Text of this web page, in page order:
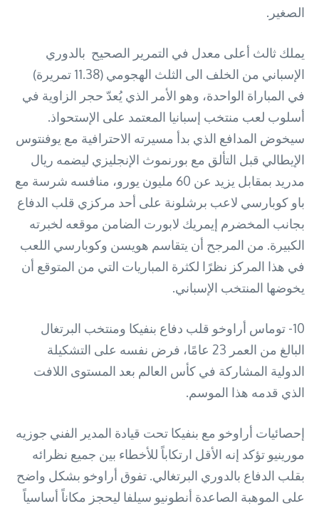
الصغير.
يملك ثالث أعلى معدل في التمرير الصحيح بالدوري
الإسباني من الخلف الى الثلث الهجومي (11.38 تمريرة)
في المباراة الواحدة، وهو الأمر الذي يُعدّ حجر الزاوية في
أسلوب لعب منتخب إسبانيا المعتمد على الإستحواذ.
سيخوض المدافع الذي بدأ مسيرته الاحترافية مع يوفنتوس
الإيطالي قبل التألق مع بورنموث الإنجليزي ليضمه ريال
مدريد بمقابل يزيد عن 60 مليون يورو، منافسه شرسة مع
باو كوبارسي لاعب برشلونة على أحد مركزي قلب الدفاع
بجانب المخضرم إيمريك لابورت الضامن موقعه لخبرته
الكبيرة. من المرجح أن يتقاسم هويسن وكوبارسي اللعب
في هذا المركز نظرًا لكثرة المباريات التي من المتوقع أن
يخوضها المنتخب الإسباني.
10- توماس أراوخو قلب دفاع بنفيكا ومنتخب البرتغال
البالغ من العمر 23 عامًا، فرض نفسه على التشكيلة
الدولية المشاركة في كأس العالم بعد المستوى اللافت
الذي قدمه هذا الموسم.
إحصائيات أراوخو مع بنفيكا تحت قيادة المدير الفني جوزيه
مورينيو تؤكد إنه الأقل ارتكاباً للأخطاء بين جميع نظرائه
بقلب الدفاع بالدوري البرتغالي. تفوق أراوخو بشكل واضح
على الموهبة الصاعدة أنطونيو سيلفا ليحجز مكاناً أساسياً